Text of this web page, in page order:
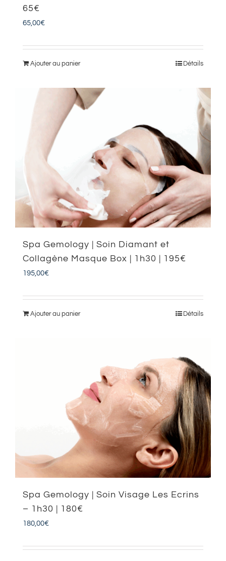
65€
65,00€
Ajouter au panier Détails
Spa Gemology | Soin Diamant et
Collagène Masque Box | 1h30 | 195€
195,00€
Ajouter au panier Détails
Spa Gemology | Soin Visage Les Ecrins
– 1h30 | 180€
180,00€